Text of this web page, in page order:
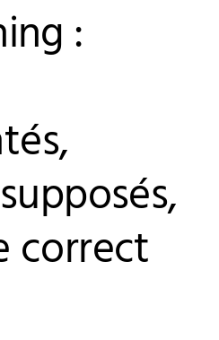
:
correct